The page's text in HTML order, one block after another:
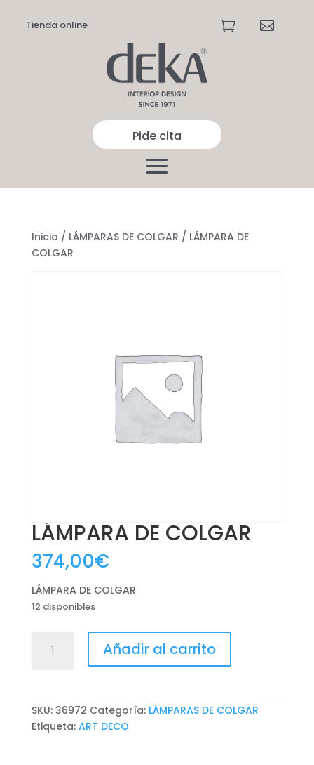
Tienda online  
Pide cita
Inicio / LÁMPARAS DE COLGAR / LÁMPARA DE
COLGAR
LÁMPARA DE COLGAR
374,00€
LÁMPARA DE COLGAR
12 disponibles
Añadir al carrito
SKU: 36972 Categoría: LÁMPARAS DE COLGAR
Etiqueta: ART DECO